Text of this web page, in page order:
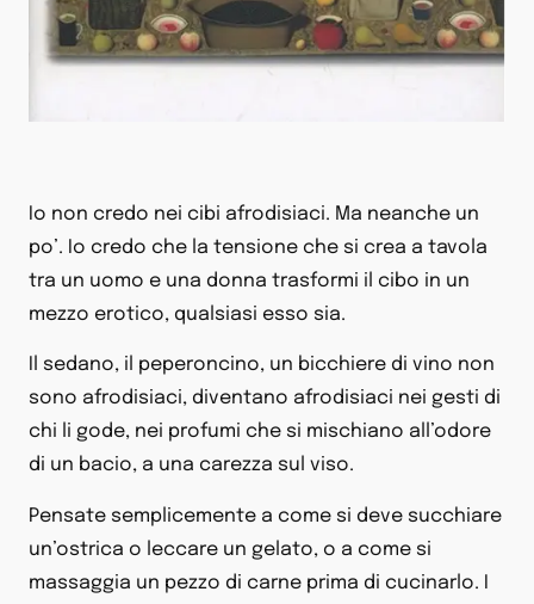
Io non credo nei cibi afrodisiaci. Ma neanche un
po’. Io credo che la tensione che si crea a tavola
tra un uomo e una donna trasformi il cibo in un
mezzo erotico, qualsiasi esso sia.
Il sedano, il peperoncino, un bicchiere di vino non
sono afrodisiaci, diventano afrodisiaci nei gesti di
chi li gode, nei profumi che si mischiano all’odore
di un bacio, a una carezza sul viso.
Pensate semplicemente a come si deve succhiare
un’ostrica o leccare un gelato, o a come si
massaggia un pezzo di carne prima di cucinarlo. I